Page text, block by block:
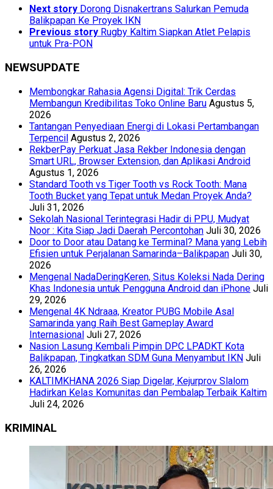
Next story Dorong Disnakertrans Salurkan Pemuda
Balikpapan Ke Proyek IKN
Previous story Rugby Kaltim Siapkan Atlet Pelapis
untuk Pra-PON
NEWSUPDATE
Membongkar Rahasia Agensi Digital: Trik Cerdas
Membangun Kredibilitas Toko Online Baru Agustus 5,
2026
Tantangan Penyediaan Energi di Lokasi Pertambangan
Terpencil Agustus 2, 2026
RekberPay Perkuat Jasa Rekber Indonesia dengan
Smart URL, Browser Extension, dan Aplikasi Android
Agustus 1, 2026
Standard Tooth vs Tiger Tooth vs Rock Tooth: Mana
Tooth Bucket yang Tepat untuk Medan Proyek Anda?
Juli 31, 2026
Sekolah Nasional Terintegrasi Hadir di PPU, Mudyat
Noor : Kita Siap Jadi Daerah Percontohan Juli 30, 2026
Door to Door atau Datang ke Terminal? Mana yang Lebih
Efisien untuk Perjalanan Samarinda–Balikpapan Juli 30,
2026
Mengenal NadaDeringKeren, Situs Koleksi Nada Dering
Khas Indonesia untuk Pengguna Android dan iPhone Juli
29, 2026
Mengenal 4K Ndraaa, Kreator PUBG Mobile Asal
Samarinda yang Raih Best Gameplay Award
Internasional Juli 27, 2026
Nasion Lasung Kembali Pimpin DPC LPADKT Kota
Balikpapan, Tingkatkan SDM Guna Menyambut IKN Juli
26, 2026
KALTIMKHANA 2026 Siap Digelar, Kejurprov Slalom
Hadirkan Kelas Komunitas dan Pembalap Terbaik Kaltim
Juli 24, 2026
KRIMINAL